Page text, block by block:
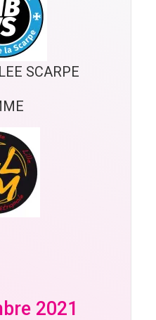
SCARPE
2021